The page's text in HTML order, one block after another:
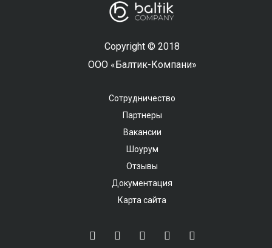
Copyright © 2018
ООО «Балтик-Компани»
Сотрудничество
Партнеры
Вакансии
Шоурум
Отзывы
Документация
Карта сайта